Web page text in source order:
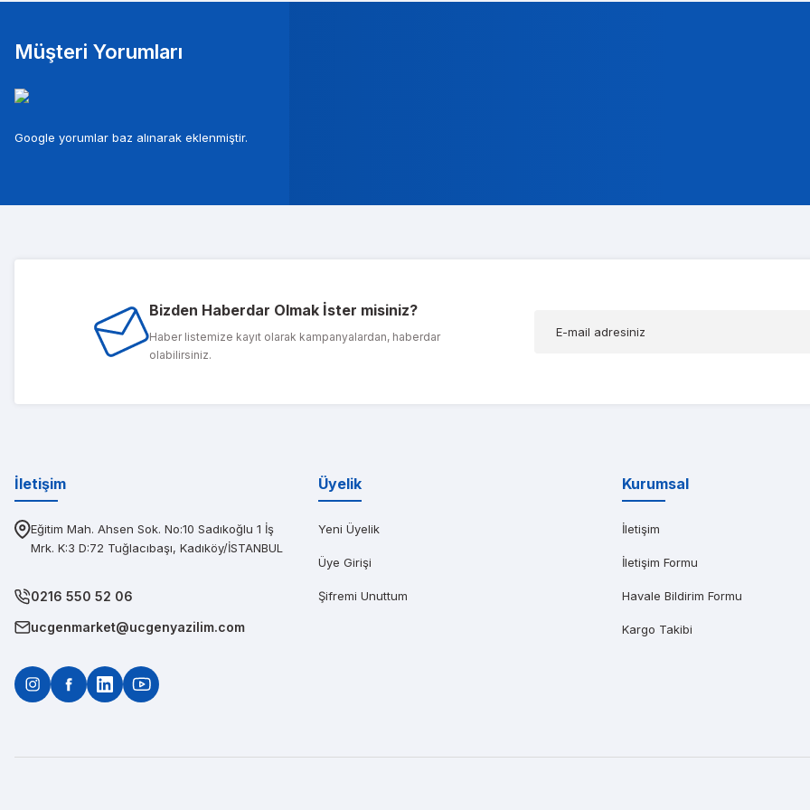
Müşteri Yorumları
Google yorumlar baz alınarak eklenmiştir.
1 sene önce aldığım t600 ekran kartımda bir problem olduğunu düşünerek
Bizden Haberdar Olmak İster misiniz?
Haber listemize kayıt olarak kampanyalardan, haberdar
olabilirsiniz.
İletişim
Eğitim Mah. Ahsen Sok. No:10 Sadıkoğlu 1 İş
Mrk. K:3 D:72 Tuğlacıbaşı, Kadıköy/İSTANBUL
0216 550 52 06
ucgenmarket@ucgenyazilim.com
Üyelik
Yeni Üyelik
Üye Girişi
Şifremi Unuttum
Kurumsal
İletişim
İletişim Formu
Havale Bildirim Formu
Kargo Takibi